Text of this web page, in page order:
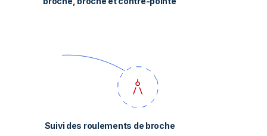
Suivi des roulements de broche